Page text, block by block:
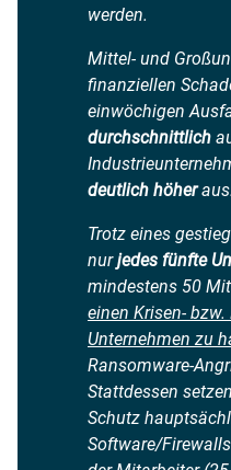
werden.
Mittel- und
finanziellen
einwöchigen
durchschnittlich
deutlich höheraus.
Trotz eines
nurjedes fünfte
mindestens 50
einen Krisen-
Unternehmen zu
Ransomware-
Stattdessen
Schutz
Software/